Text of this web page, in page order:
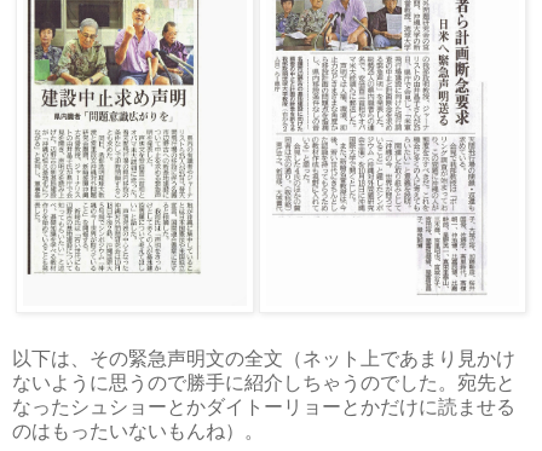
以下は、その緊急声明文の全文（ネット上であまり見かけ
ないように思うので勝手に紹介しちゃうのでした。宛先と
なったシュショーとかダイトーリョーとかだけに読ませる
のはもったいないもんね）。